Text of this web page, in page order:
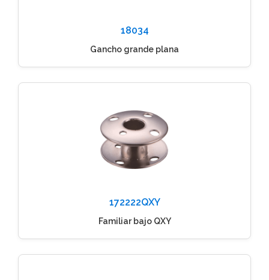
18034
Gancho grande plana
172222QXY
Familiar bajo QXY